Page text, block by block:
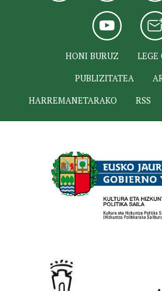
HONI BURUZ
LEGE
PUBLIZITATEA
HARREMANETARAKO
RSS